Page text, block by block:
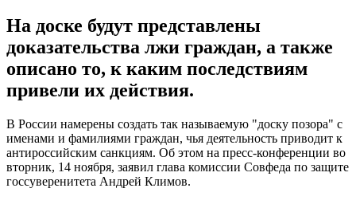
На доске будут представлены
доказательства лжи граждан, а также
описано то, к каким последствиям
привели их действия.
В России намерены создать так называемую "доску позора" с
именами и фамилиями граждан, чья деятельность приводит к
антироссийским санкциям. Об этом на пресс-конференции во
вторник, 14 ноября, заявил глава комиссии Совфеда по защите
госсуверенитета Андрей Климов.